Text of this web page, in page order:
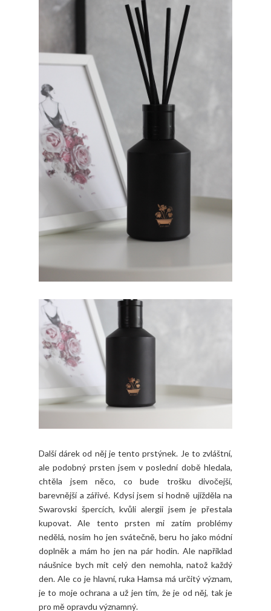
Další dárek od něj je tento prstýnek. Je to zvláštní,
ale podobný prsten jsem v poslední době hledala,
chtěla jsem něco, co bude trošku divočejší,
barevnější a zářivé. Kdysi jsem si hodně ujížděla na
Swarovski špercích, kvůli alergii jsem je přestala
kupovat. Ale tento prsten mi zatím problémy
nedělá, nosím ho jen svátečně, beru ho jako módní
doplněk a mám ho jen na pár hodin. Ale například
náušnice bych mít celý den nemohla, natož každý
den. Ale co je hlavní, ruka Hamsa má určitý význam,
je to moje ochrana a už jen tím, že je od něj, tak je
pro mě opravdu významný.